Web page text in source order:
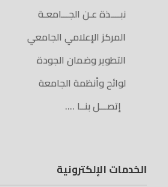
نبــــذة عـن الجـــامعـة
المركز الإعلامي الجامعي
التطوير وضمان الجودة
لوائح وأنظمة الجامعة
إتصـــل بنــا ….
الخدمات الإلكترونية